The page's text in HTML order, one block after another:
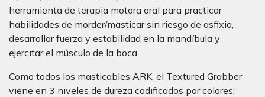
herramienta de terapia motora oral para practicar
habilidades de morder/masticar sin riesgo de asfixia,
desarrollar fuerza y ​​estabilidad en la mandíbula y
ejercitar el músculo de la boca.
Como todos los masticables ARK, el Textured Grabber
viene en 3 niveles de dureza codificados por colores: